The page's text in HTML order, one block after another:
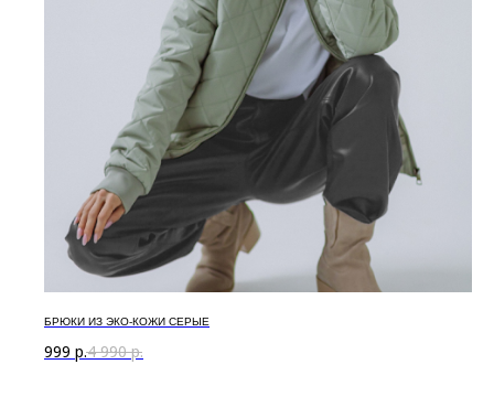
БРЮКИ ИЗ ЭКО-КОЖИ СЕРЫЕ
999 р.4 990 р.